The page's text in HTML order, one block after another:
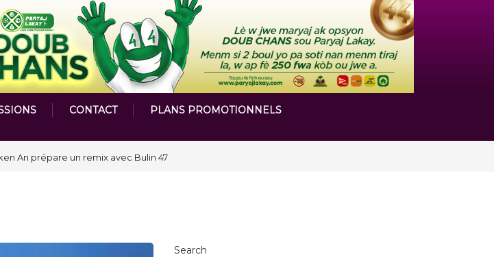
CONTACT PLANS PROMOTIONNELS
clôture une année et ouvre un nouveau chapitre de son histoire
Search